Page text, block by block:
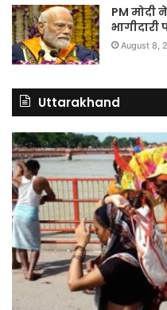
PM मोदी
भागीदारी
August 8,
Uttarakhand